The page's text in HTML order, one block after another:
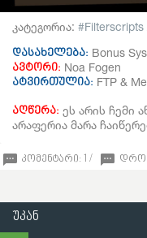
კატეგორია: Filterscripts
დასახელება: Bonus
ავტორი: Noa Fogen
ატვირთულია: FTP &
აღწერა: ეს არის ჩემი
არაფერია მარა
კომენტარი: 1 / დრო:
უკან